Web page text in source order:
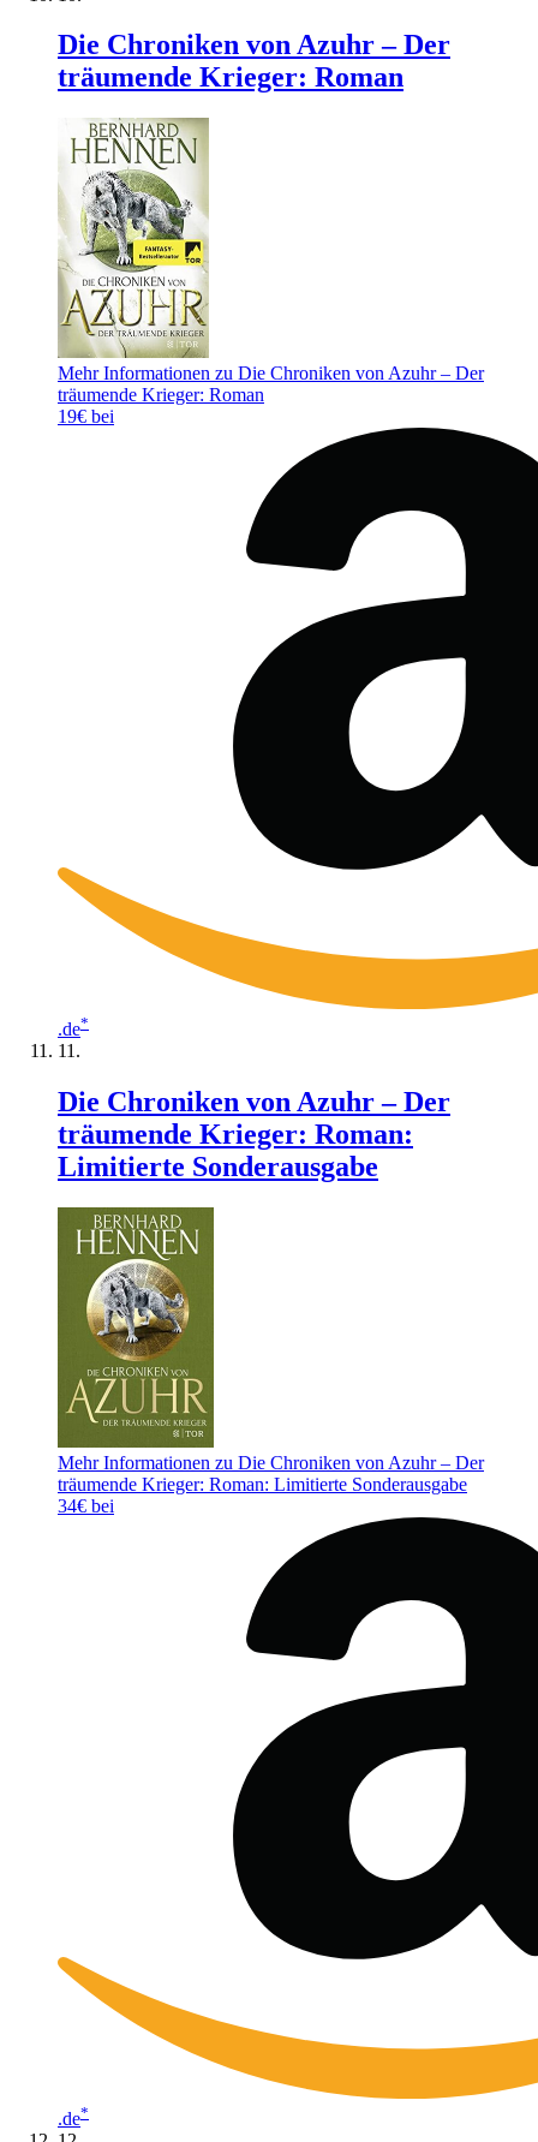
Die Chroniken von Azuhr – Der
träumende Krieger: Roman
Mehr Informationen zu Die Chroniken von Azuhr – Der
träumende Krieger: Roman
19€ bei
.de*
Die Chroniken von Azuhr – Der
träumende Krieger: Roman:
Limitierte Sonderausgabe
Mehr Informationen zu Die Chroniken von Azuhr – Der
träumende Krieger: Roman: Limitierte Sonderausgabe
34€ bei
.de*